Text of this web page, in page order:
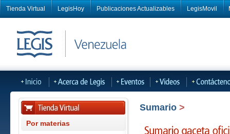
Tienda Virtual LegisHoy Publicaciones Actualizables LegisMovil
Por materias
Sumario >